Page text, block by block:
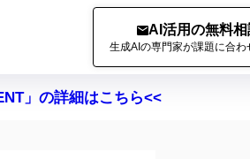
AI活用の無料相
生成AIの専門家が課題に合わ
」の詳細はこちら<<